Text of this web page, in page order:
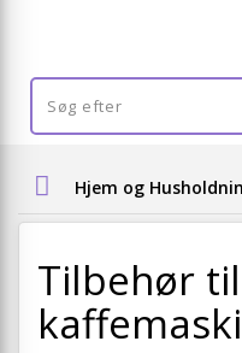
Hjem og
Tilbehør til